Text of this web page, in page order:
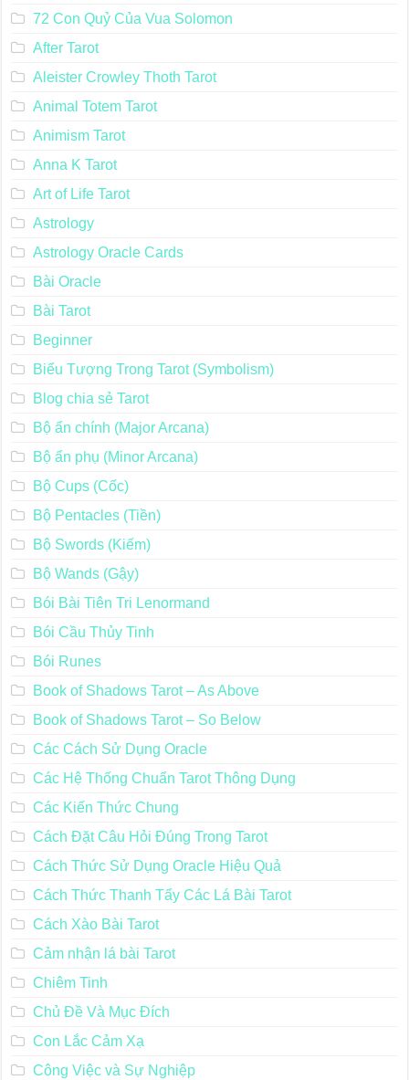
72 Con Quỷ Của Vua Solomon
After Tarot
Aleister Crowley Thoth Tarot
Animal Totem Tarot
Animism Tarot
Anna K Tarot
Art of Life Tarot
Astrology
Astrology Oracle Cards
Bài Oracle
Bài Tarot
Beginner
Biểu Tượng Trong Tarot (Symbolism)
Blog chia sẻ Tarot
Bộ ẩn chính (Major Arcana)
Bộ ẩn phụ (Minor Arcana)
Bộ Cups (Cốc)
Bộ Pentacles (Tiền)
Bộ Swords (Kiếm)
Bộ Wands (Gậy)
Bói Bài Tiên Tri Lenormand
Bói Cầu Thủy Tinh
Bói Runes
Book of Shadows Tarot – As Above
Book of Shadows Tarot – So Below
Các Cách Sử Dụng Oracle
Các Hệ Thống Chuẩn Tarot Thông Dụng
Các Kiến Thức Chung
Cách Đặt Câu Hỏi Đúng Trong Tarot
Cách Thức Sử Dụng Oracle Hiệu Quả
Cách Thức Thanh Tẩy Các Lá Bài Tarot
Cách Xào Bài Tarot
Cảm nhận lá bài Tarot
Chiêm Tinh
Chủ Đề Và Mục Đích
Con Lắc Cảm Xạ
Công Việc và Sự Nghiệp